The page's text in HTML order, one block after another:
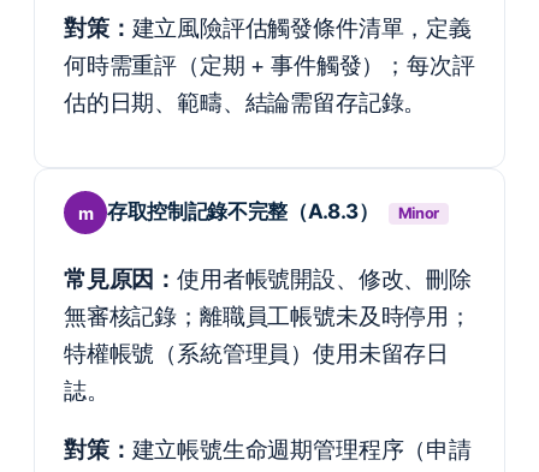
對策： 建立風險評估觸發條件清單，定義
何時需重評（定期 + 事件觸發）；每次評
估的日期、範疇、結論需留存記錄。
m 存取控制記錄不完整（A.8.3） Minor
常見原因：使用者帳號開設、修改、刪除
無審核記錄；離職員工帳號未及時停用；
特權帳號（系統管理員）使用未留存日
誌。
對策： 建立帳號生命週期管理程序（申請